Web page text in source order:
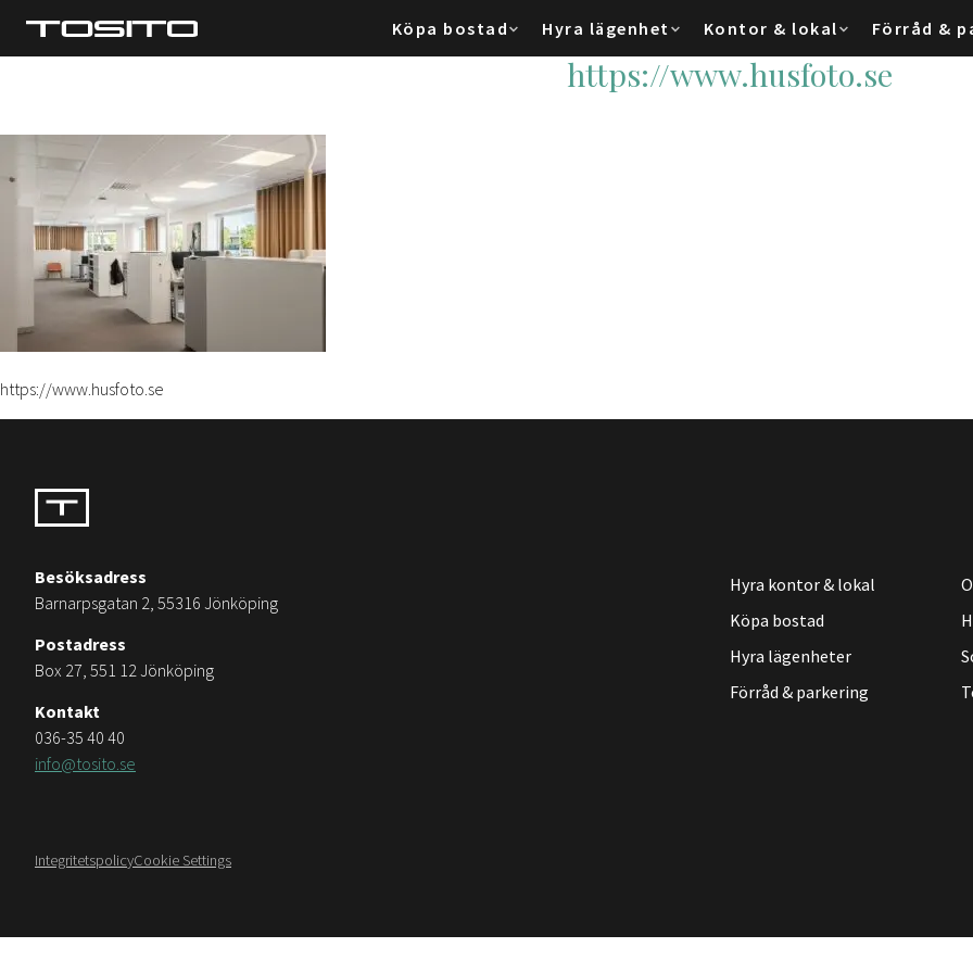
Köpa bostad Hyra lägenhet Kontor & lokal Förråd &
https://www.husfoto.se
https://www.husfoto.se
Besöksadress
Barnarpsgatan 2, 55316 Jönköping
Postadress
Box 27, 551 12 Jönköping
Kontakt
036-35 40 40
info@tosito.se
Hyra kontor & lokal
Köpa bostad
Hyra lägenheter
Förråd & parkering
IntegritetspolicyCookie Settings